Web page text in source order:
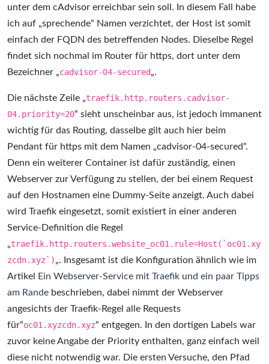
unter dem cAdvisor erreichbar sein soll. In diesem Fall habe
ich auf „sprechende“ Namen verzichtet, der Host ist somit
einfach der FQDN des betreffenden Nodes. Dieselbe Regel
findet sich nochmal im Router für https, dort unter dem
Bezeichner „cadvisor-04-secured„.
Die nächste Zeile „traefik.http.routers.cadvisor-
04.priority=20“ sieht unscheinbar aus, ist jedoch immanent
wichtig für das Routing, dasselbe gilt auch hier beim
Pendant für https mit dem Namen „cadvisor-04-secured“.
Denn ein weiterer Container ist dafür zuständig, einen
Webserver zur Verfügung zu stellen, der bei einem Request
auf den Hostnamen eine Dummy-Seite anzeigt. Auch dabei
wird Traefik eingesetzt, somit existiert in einer anderen
Service-Definition die Regel
„traefik.http.routers.website_oc01.rule=Host(`oc01.xy
zcdn.xyz`)„. Insgesamt ist die Konfiguration ähnlich wie im
Artikel
Ein Webserver-Service mit Traefik und ein paar Tipps
am Rande beschrieben, dabei nimmt der Webserver
angesichts der Traefik-Regel alle Requests
für“oc01.xyzcdn.xyz“ entgegen. In den dortigen Labels war
zuvor keine Angabe der Priority enthalten, ganz einfach weil
diese nicht notwendig war. Die ersten Versuche, den Pfad